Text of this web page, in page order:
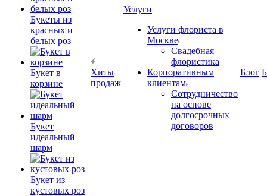
Букеты из
красных и
белых роз
Букет в
корзине
Букет
идеальный
шарм
Букет из
кустовых роз
Хиты
продаж
Услуги
Услуги флориста в
Москве
Свадебная
флористика
Корпоративным
клиентам
Сотрудничество
на основе
долгосрочных
договоров
Блог